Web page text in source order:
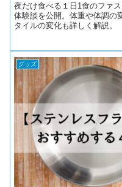
夜だけ食べる１日1食のファ
体験談を公開。体重や体調の
タイルの変化も詳しく解説。
グッズ